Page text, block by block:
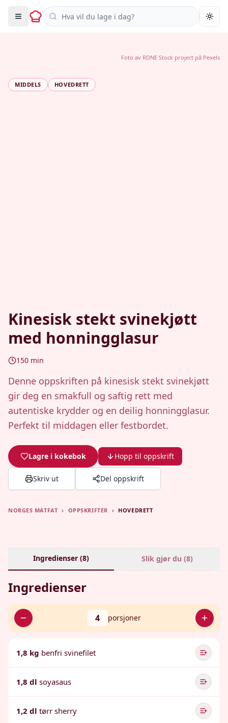
Søk i oppskrifter
MIDDELS HOVEDRETT
Kinesisk stekt svinekjøtt
med honningglasur
150 min
Denne oppskriften på kinesisk stekt svinekjøtt
gir deg en smakfull og saftig rett med
autentiske krydder og en deilig honningglasur.
Perfekt til middagen eller festbordet.
Lagre i kokebok Hopp til oppskrift
Skriv ut Del oppskrift
Foto av RDNE Stock project på Pexels
NORGES MATFAT › OPPSKRIFTER › HOVEDRETT
Ingredienser (8) Slik gjør du (8)
Ingredienser
4 porsjoner
1,8 kg benfri svinefilet
1,8 dl soyasaus
1,2 dl tørr sherry